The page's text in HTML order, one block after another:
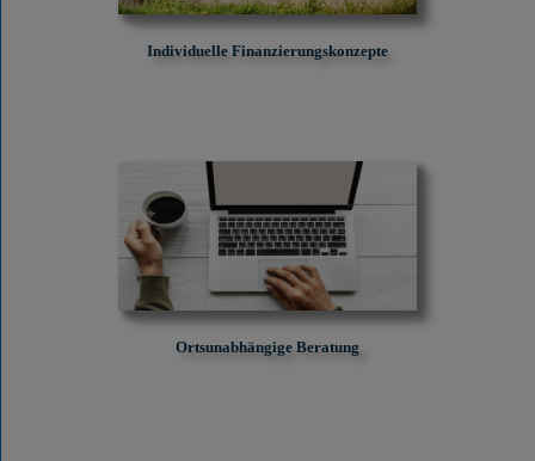
Individuelle Finanzierungskonzepte
Ortsunabhängige Beratung